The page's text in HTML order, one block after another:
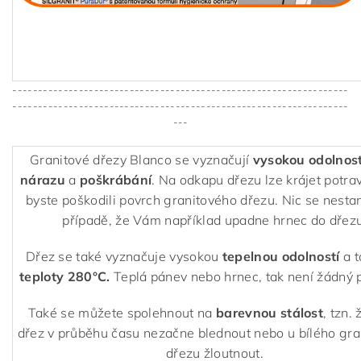
------------------------------------------------------------------
------------------------------------------------------------------
---
Granitové dřezy Blanco se vyznačují vysokou
nárazu a poškrábání. Na odkapu dřezu lze krájet
byste poškodili povrch granitového dřezu. Nic se
případě, že Vám například upadne hrnec do
Dřez se také vyznačuje vysokou tepelnou odolnostía
teploty 280°C. Teplá pánev nebo hrnec, tak není žádný
Také se můžete spolehnout na barevnou stálost, tzn.
dřez v průběhu času nezačne blednout nebo u bílého
dřezu žloutnout.